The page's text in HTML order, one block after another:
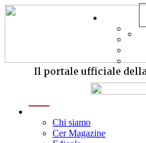
Il portale ufficiale
Chi siamo
Cer Magazine